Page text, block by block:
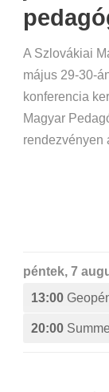
A Szlovákiai
május 29-30-
konferencia
Magyar
rendezvényen
péntek, 7
13:00
20:00